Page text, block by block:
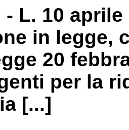
- L. 10 aprile
in legge,
20
per la
[...]